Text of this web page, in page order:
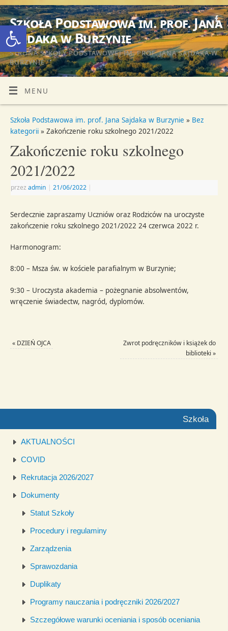
Otwórz pasek narzędzi
Szkoła Podstawowa im. prof. Jana
Sajdaka w Burzynie
STRONA SZKOŁY PODSTAWOWEJ IM. PROF. JANA SAJDAKA W
BURZYNIE
MENU
Szkoła Podstawowa im. prof. Jana Sajdaka w Burzynie » Bez
kategorii » Zakończenie roku szkolnego 2021/2022
Zakończenie roku szkolnego
2021/2022
przezadmin | 21/06/2022 |
Serdecznie zapraszamy Uczniów oraz Rodziców na uroczyste
zakończenie roku szkolnego 2021/2022 24 czerwca 2022 r.
Harmonogram:
8:00 – Msza św. w kościele parafialnym w Burzynie;
9:30 – Uroczysta akademia – pożegnanie absolwentów,
wręczenie świadectw, nagród, dyplomów.
« DZIEŃ OJCA
Zwrot podręczników i książek do
biblioteki »
Szkoła
AKTUALNOŚCI
COVID
Rekrutacja 2026/2027
Dokumenty
Statut Szkoły
Procedury i regulaminy
Zarządzenia
Sprawozdania
Duplikaty
Programy nauczania i podręczniki 2026/2027
Szczegółowe warunki oceniania i sposób oceniania